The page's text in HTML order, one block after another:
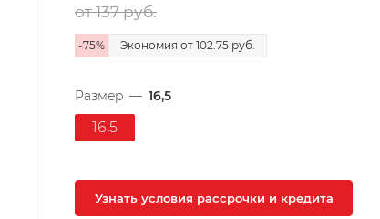
от 137руб.
-75% Экономия от 102.75 руб.
Размер — 16,5
16,5
Узнать условия рассрочки и кредита